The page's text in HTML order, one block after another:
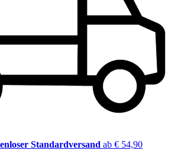
Standardversand ab € 54,90